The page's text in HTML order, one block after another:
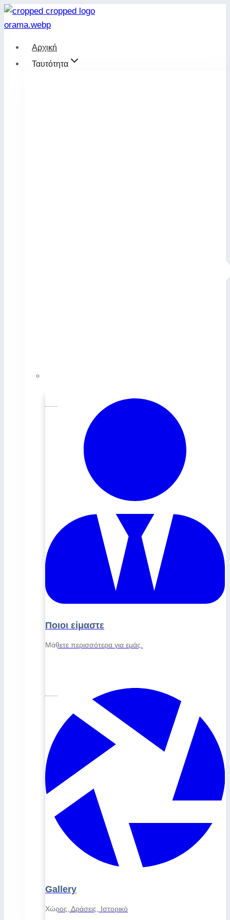
Skip
to
Αρχική
Ταυτότητα
Ποιοι είμαστε
Μάθετε περισσότερα για εμάς.
Gallery
Χώρος, Δράσεις, Ιστορικό